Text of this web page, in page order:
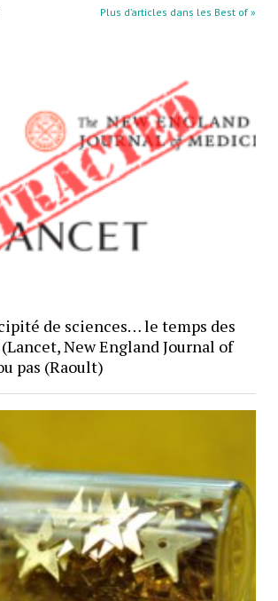
Plus d’articles dans les Best of »
de sciences… le temps des
New England Journal of
pas (Raoult)